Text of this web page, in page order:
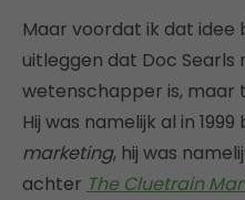
Maar voordat ik dat idee
uitleggen dat Doc Searls
wetenschapper is, maar
Hij was namelijk al in
marketing, hij was
achter The Cluetrain